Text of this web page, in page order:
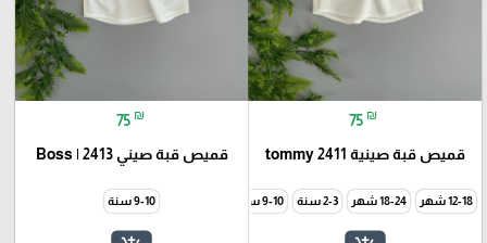
75 ₪
قميص قبة صينية tommy 2411
12-18 شهر 18-24 شهر 2-3 سنة 9-10 سنة
75 ₪
قميص قبة صيني Boss | 2413
9-10 سنة